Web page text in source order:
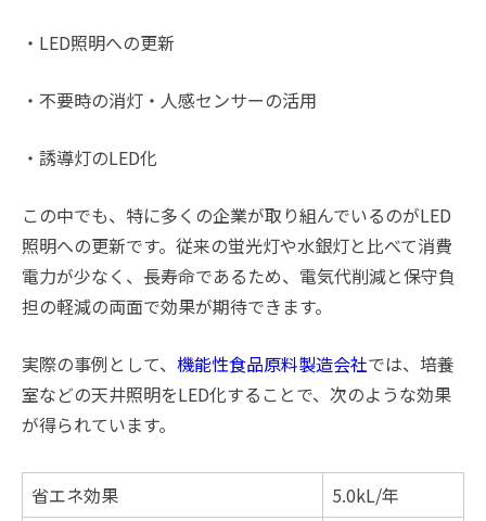
・LED照明への更新
・不要時の消灯・人感センサーの活用
・誘導灯のLED化
この中でも、特に多くの企業が取り組んでいるのがLED
照明への更新です。従来の蛍光灯や水銀灯と比べて消費
電力が少なく、長寿命であるため、電気代削減と保守負
担の軽減の両面で効果が期待できます。
実際の事例として、 機能性食品原料製造会社では、培養
室などの天井照明をLED化することで、次のような効果
が得られています。
省エネ効果
5.0kL/年